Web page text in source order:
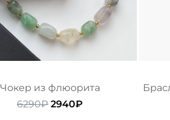
Чокер из флюорита
6290₽ Первоначальная
2940₽Текущая